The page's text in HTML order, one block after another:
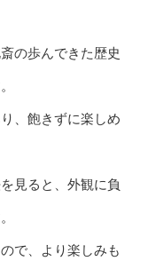
の歩んできた歴史
、飽きずに楽しめ
見ると、外観に負
で、より楽しみも